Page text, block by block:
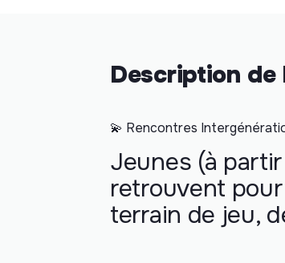
Description de
💫 Rencontres
Jeunes (à
retrouvent
terrain de jeu,